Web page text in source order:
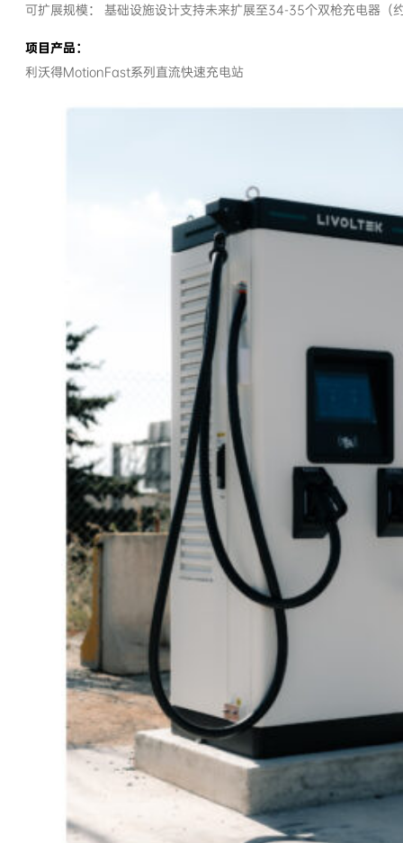
可扩展规模： 基础设施设计支持未来扩展至34-35个双枪充电器（
项目产品：
利沃得MotionFast系列直流快速充电站